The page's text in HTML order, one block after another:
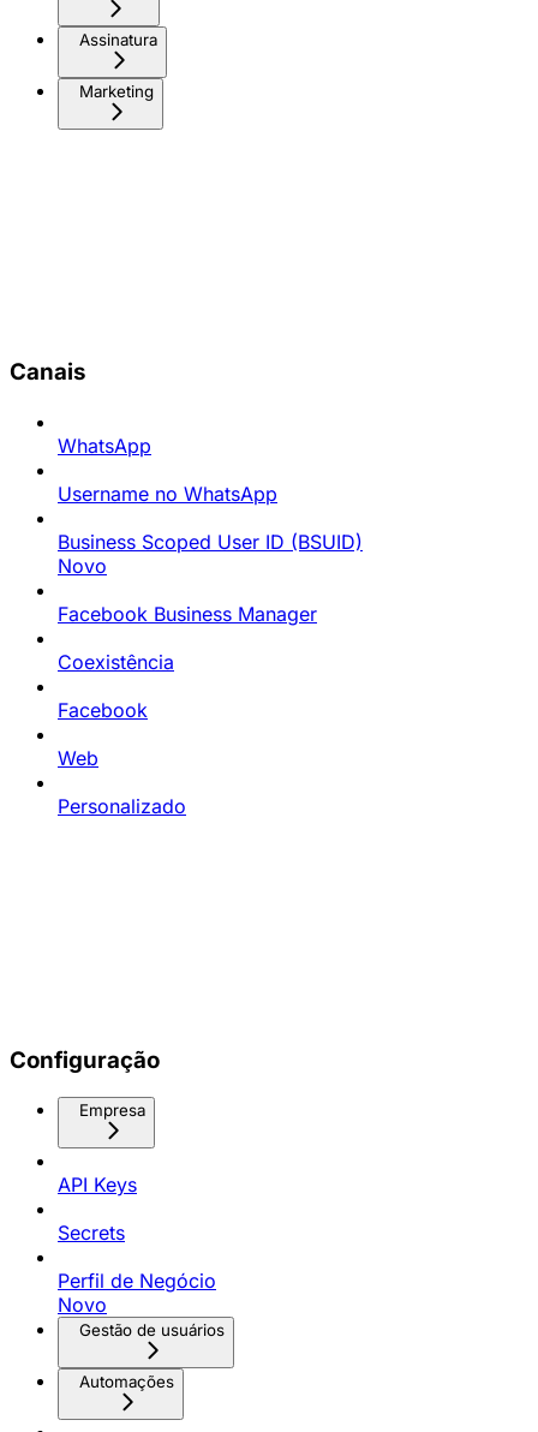
Assinatura
Marketing
Canais
WhatsApp
Username no WhatsApp
Business Scoped User ID (BSUID)
Novo
Facebook Business Manager
Coexistência
Facebook
Web
Personalizado
Configuração
Empresa
API Keys
Secrets
Perfil de Negócio
Novo
Gestão de usuários
Automações